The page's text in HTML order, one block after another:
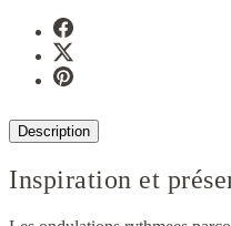
Description
Inspiration et